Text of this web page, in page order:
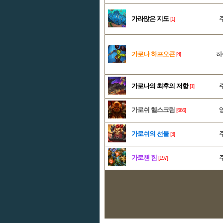
가라앉은 지도 [1]
가로나 하프오큰 [4]
가로나의 최후의 저항 [1]
가로쉬 헬스크림 [666]
가로쉬의 선물 [3]
가로챈 힘 [197]